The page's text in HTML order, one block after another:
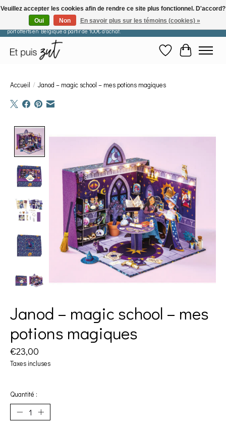
Les commandes passées après le 29 juillet seront expédiées à partir du 11 août. Frais de
port offerts en Belgique à partir de 100€ d'achat.
Liste de souhaits
Panier
Accueil / Janod – magic school – mes potions magiques
Janod – magic school – mes
potions magiques
€23,00
Taxes incluses
Quantité :
Veuillez accepter les cookies afin de rendre ce site plus fonctionnel. D'accord?
Oui
Non En savoir plus sur les témoins (cookies) »